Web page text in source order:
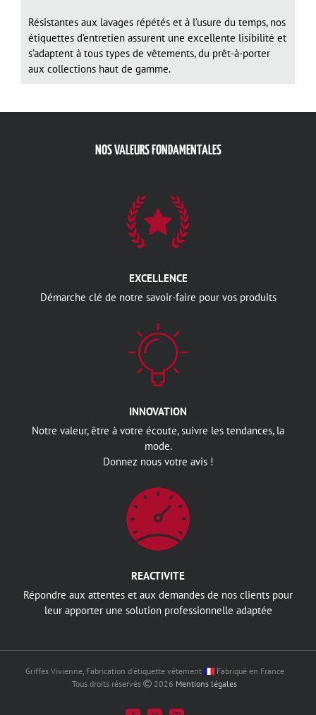
Résistantes aux lavages répétés et à l’usure du temps, nos
étiquettes d’entretien assurent une excellente lisibilité et
s’adaptent à tous types de vêtements, du prêt-à-porter
aux collections haut de gamme.
NOS VALEURS FONDAMENTALES
EXCELLENCE
Démarche clé de notre savoir-faire pour vos produits
INNOVATION
Notre valeur, être à votre écoute, suivre les tendances, la
mode.
Donnez nous votre avis !
REACTIVITE
Répondre aux attentes et aux demandes de nos clients pour
leur apporter une solution professionnelle adaptée
Griffes Vivienne, Fabrication d'étiquette vêtement
Fabriqué en France
Tous droits réservés
2026 Mentions légales